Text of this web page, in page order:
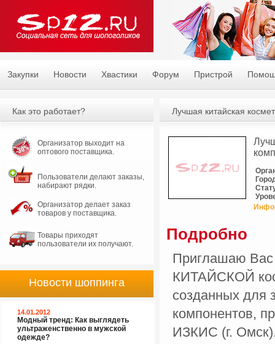
Закупки Новости Хвастики Форум Пристрой
Лучшая китайская
Подробно
Приглашаю Вас
КИТАЙСКОЙ
созданных для
компонентов,
ИЗКИС (г.
Как это работает?
Организатор выходит на
оптового поставщика.
Пользователи делают заказы,
набирают рядки.
Организатор делает заказ
товаров у поставщика.
Товары приходят
пользователи их получают.
Новости шоппинга
14.01.2012
Модный тренд: Как выглядеть
ультраженственно в мужской
одежде?